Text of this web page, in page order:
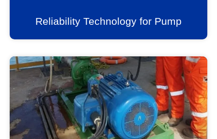
Reliability Technology for Pump